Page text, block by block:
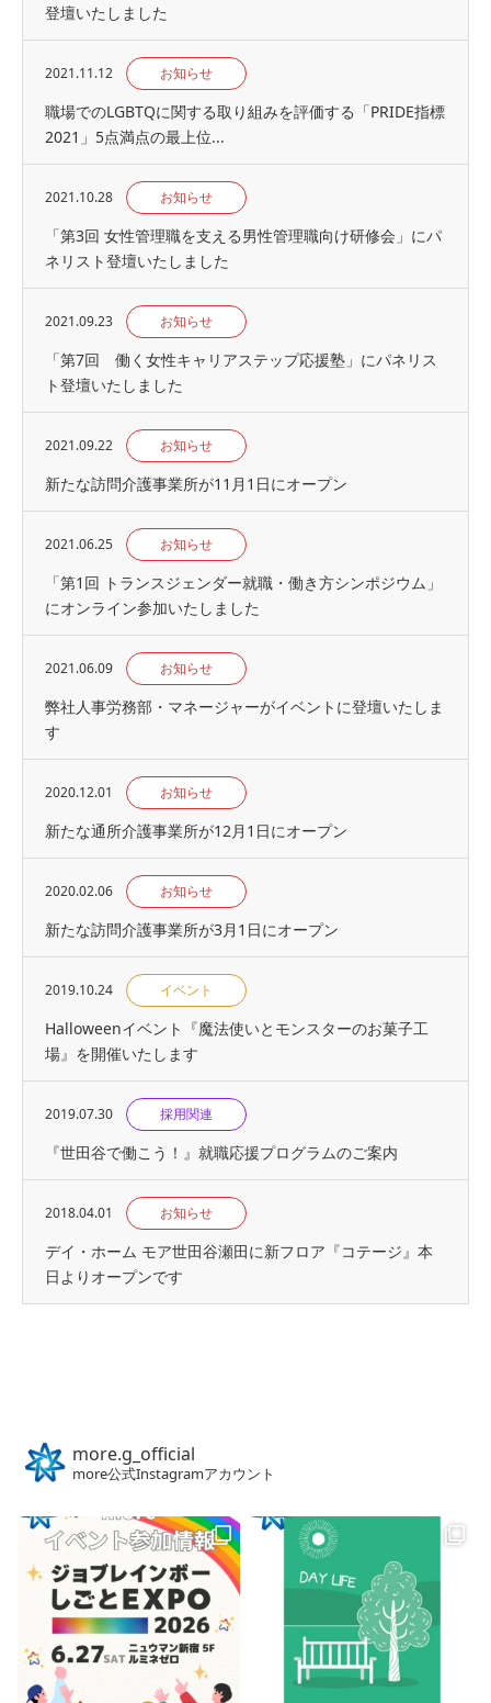
登壇いたしました
2021.11.12 お知らせ
職場でのLGBTQに関する取り組みを評価する「PRIDE指標
2021」5点満点の最上位...
2021.10.28 お知らせ
「第3回 女性管理職を支える男性管理職向け研修会」にパ
ネリスト登壇いたしました
2021.09.23 お知らせ
「第7回 働く女性キャリアステップ応援塾」にパネリス
ト登壇いたしました
2021.09.22 お知らせ
新たな訪問介護事業所が11月1日にオープン
2021.06.25 お知らせ
「第1回 トランスジェンダー就職・働き方シンポジウム」
にオンライン参加いたしました
2021.06.09 お知らせ
弊社人事労務部・マネージャーがイベントに登壇いたしま
す
2020.12.01 お知らせ
新たな通所介護事業所が12月1日にオープン
2020.02.06 お知らせ
新たな訪問介護事業所が3月1日にオープン
2019.10.24 イベント
Halloweenイベント『魔法使いとモンスターのお菓子工
場』を開催いたします
2019.07.30 採用関連
『世⽥⾕で働こう！』就職応援プログラムのご案内
2018.04.01 お知らせ
デイ・ホーム モア世田谷瀬田に新フロア『コテージ』本
日よりオープンです
more.g_official
more公式Instagramアカウント